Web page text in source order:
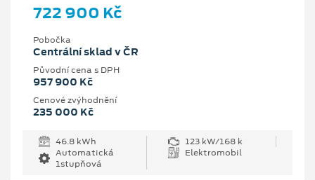
722 900 Kč
Pobočka
Centrální sklad v ČR
Původní cena s DPH
957 900 Kč
Cenové zvýhodnění
235 000 Kč
46.8 kWh
123 kW/168 k
Automatická
1stupňová
Elektromobil